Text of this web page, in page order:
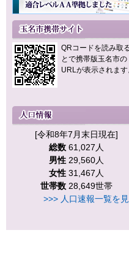
QRコードを読み取
とで携帯版玉名市の
URLが表示されます
[令和8年7月末日現在]
総数 61,027人
男性 29,560人
女性 31,467人
世帯数 28,649世帯
>>> 人口速報一覧を